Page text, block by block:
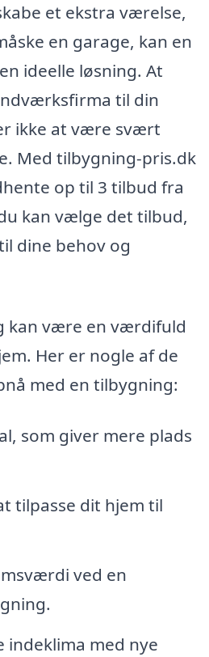
et ekstra værelse,
en garage, kan en
ideelle løsning. At
til din
ikke at være svært
Med tilbygning-pris.dk
op til 3 tilbud fra
kan vælge det tilbud,
dine behov og
kan være en værdifuld
Her er nogle af de
med en tilbygning:
som giver mere plads
tilpasse dit hjem til
ved en
indeklima med nye